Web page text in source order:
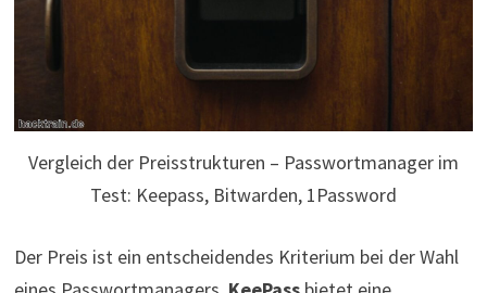
Vergleich der Preisstrukturen – Passwortmanager im
Test: Keepass, Bitwarden, 1Password
Der Preis ist ein entscheidendes Kriterium bei der Wahl